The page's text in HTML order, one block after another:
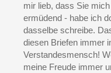
mir lieb, dass Sie
ermüdend - habe ich
dasselbe schreibe.
diesen Briefen immer
Verstandesmensch!
meine Freude immer